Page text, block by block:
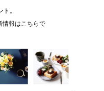
。
情報はこちらで